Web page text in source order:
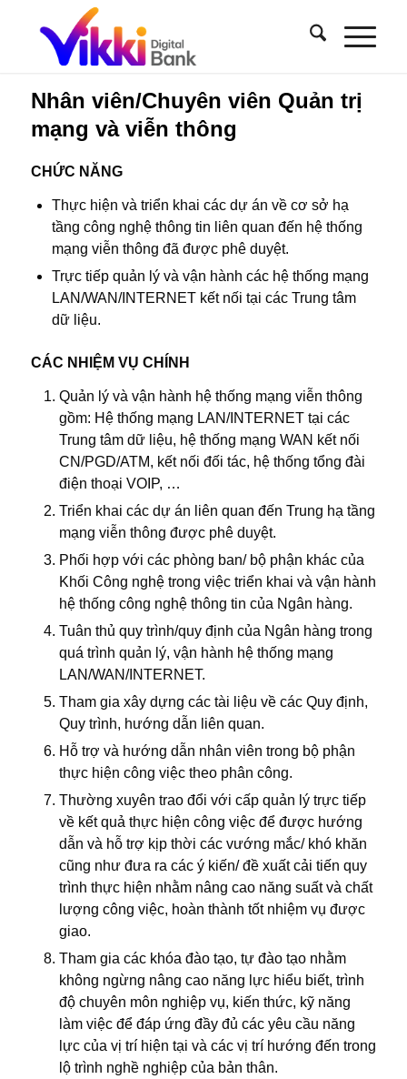
Nhân viên/Chuyên viên Quản trị
mạng và viễn thông
CHỨC NĂNG
Thực hiện và triển khai các dự án về cơ sở hạ
tầng công nghệ thông tin liên quan đến hệ thống
mạng viễn thông đã được phê duyệt.
Trực tiếp quản lý và vận hành các hệ thống mạng
LAN/WAN/INTERNET kết nối tại các Trung tâm
dữ liệu.
CÁC NHIỆM VỤ CHÍNH
Quản lý và vận hành hệ thống mạng viễn thông
gồm: Hệ thống mạng LAN/INTERNET tại các
Trung tâm dữ liệu, hệ thống mạng WAN kết nối
CN/PGD/ATM, kết nối đối tác, hệ thống tổng đài
điện thoại VOIP, …
Triển khai các dự án liên quan đến Trung hạ tầng
mạng viễn thông được phê duyệt.
Phối hợp với các phòng ban/ bộ phận khác của
Khối Công nghệ trong việc triển khai và vận hành
hệ thống công nghệ thông tin của Ngân hàng.
Tuân thủ quy trình/quy định của Ngân hàng trong
quá trình quản lý, vận hành hệ thống mạng
LAN/WAN/INTERNET.
Tham gia xây dựng các tài liệu về các Quy định,
Quy trình, hướng dẫn liên quan.
Hỗ trợ và hướng dẫn nhân viên trong bộ phận
thực hiện công việc theo phân công.
Thường xuyên trao đổi với cấp quản lý trực tiếp
về kết quả thực hiện công việc để được hướng
dẫn và hỗ trợ kịp thời các vướng mắc/ khó khăn
cũng như đưa ra các ý kiến/ đề xuất cải tiến quy
trình thực hiện nhằm nâng cao năng suất và chất
lượng công việc, hoàn thành tốt nhiệm vụ được
giao.
Tham gia các khóa đào tạo, tự đào tạo nhằm
không ngừng nâng cao năng lực hiểu biết, trình
độ chuyên môn nghiệp vụ, kiến thức, kỹ năng
làm việc để đáp ứng đầy đủ các yêu cầu năng
lực của vị trí hiện tại và các vị trí hướng đến trong
lộ trình nghề nghiệp của bản thân.